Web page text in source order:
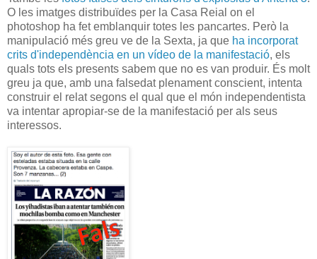
O les imatges distribuïdes per la Casa Reial on el
photoshop ha fet emblanquir totes les pancartes. Però la
manipulació més greu ve de la Sexta, ja que ha incorporat
crits d'independència en un vídeo de la manifestació, els
quals tots els presents sabem que no es van produir. És molt
greu ja que, amb una falsedat plenament conscient, intenta
construir el relat segons el qual que el món independentista
va intentar apropiar-se de la manifestació per als seus
interessos.